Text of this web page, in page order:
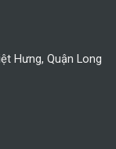
Hưng, Quận Long